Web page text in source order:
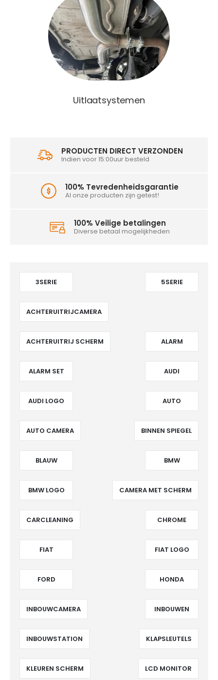
Uitlaatsystemen
PRODUCTEN DIRECT VERZONDEN
Indien voor 15:00uur besteld
100% Tevredenheidsgarantie
Al onze producten zijn getest!
100% Veilige betalingen
Diverse betaal mogelijkheden
3SERIE 5SERIE
ACHTERUITRIJCAMERA
ACHTERUITRIJ SCHERM ALARM
ALARM SET AUDI
AUDI LOGO AUTO
AUTO CAMERA BINNEN SPIEGEL
BLAUW BMW
BMW LOGO CAMERA MET SCHERM
CARCLEANING CHROME
FIAT FIAT LOGO
FORD HONDA
INBOUWCAMERA INBOUWEN
INBOUWSTATION KLAPSLEUTELS
KLEUREN SCHERM LCD MONITOR